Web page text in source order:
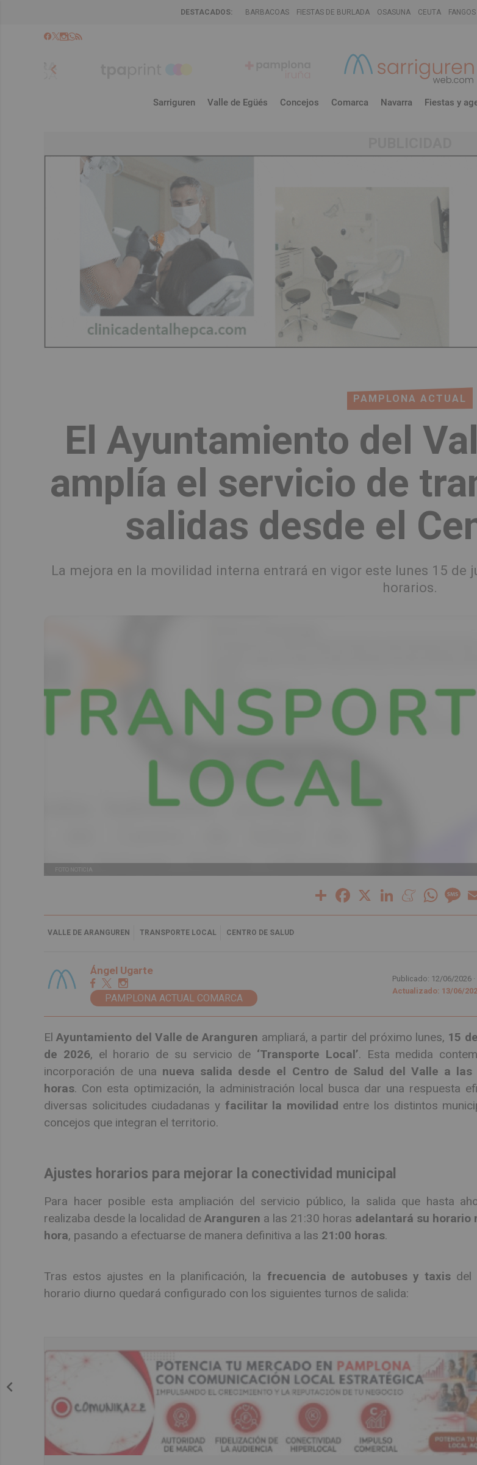
DESTACADOS: BARBACOAS FIESTAS DE BURLADA OSASUNA CEUTA
chevron_left
Sarriguren Valle de Egüés Concejos Comarca Navarra Fiestas y
PAMPLONA ACTUAL
El Ayuntamiento del
amplía el servicio de
salidas desde el
La mejora en la movilidad interna entrará en vigor este lunes 15
horarios.
FOTO NOTICIA
Share Facebook LinkedInMeneame
VALLE DE ARANGUREN TRANSPORTE LOCAL CENTRO DE SALUD
Ángel Ugarte
PAMPLONA ACTUAL COMARCA
Publicado: 12/06/2026 ·
Actualizado: 13/06/
ElAyuntamiento del Valle de Aranguren ampliará, a partir del próximo lunes, 15
de 2026, el horario de su servicio de ‘Transporte Local’. Esta medida
incorporación de una nueva salida desde el Centro de Salud del Valle a las
horas. Con esta optimización, la administración local busca dar una respuesta
diversas solicitudes ciudadanas y facilitar la movilidad entre los distintos
concejos que integran el territorio.
Ajustes horarios para mejorar la conectividad municipal
Para hacer posible esta ampliación del servicio público, la salida que hasta
realizaba desde la localidad de Aranguren a las 21:30 horas adelantará su horario
hora, pasando a efectuarse de manera definitiva a las 21:00 horas.
Tras estos ajustes en la planificación, la frecuencia de autobuses y taxisdel
horario diurno quedará configurado con los siguientes turnos de salida: